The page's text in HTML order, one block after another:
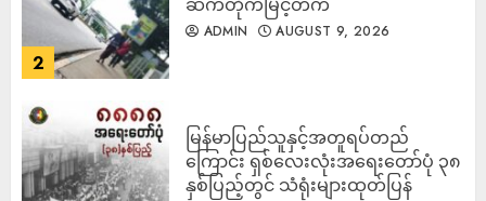
2
ADMIN AUGUST 9, 2026
မြန်မာပြည်သူနှင့်အတူရပ်တည်
ကြောင်း ရှစ်လေးလုံးအရေးတော်ပုံ ၃၈
နှစ်ပြည့်တွင် သံရုံးများထုတ်ပြန်